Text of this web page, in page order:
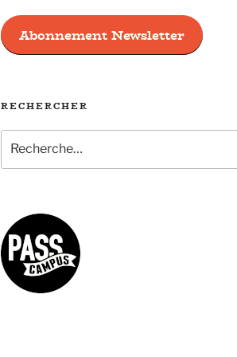
Abonnement Newsletter
RECHERCHER
pour